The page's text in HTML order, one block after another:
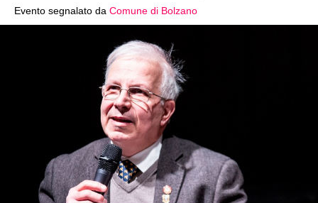
Evento segnalato da Comune di Bolzano